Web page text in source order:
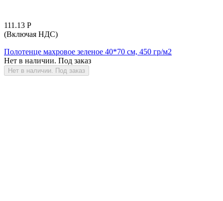
111.13 Р
(Включая НДС)
Полотенце махровое зеленое 40*70 см, 450 гр/м2
Нет в наличии. Под заказ
Нет в наличии. Под заказ